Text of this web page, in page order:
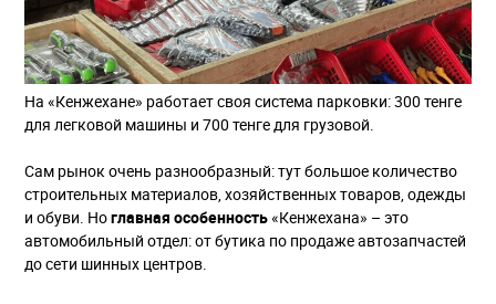
На «Кенжехане» работает своя система парковки: 300 тенге
для легковой машины и 700 тенге для грузовой.
Сам рынок очень разнообразный: тут большое количество
строительных материалов, хозяйственных товаров, одежды
и обуви. Ноглавная особенность«Кенжехана» – это
автомобильный отдел: от бутика по продаже автозапчастей
до сети шинных центров.